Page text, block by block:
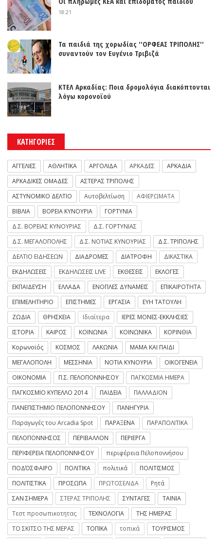
18:21
Τα παιδιά της χορωδίας ''ΟΡΦΕΑΣ ΤΡΙΠΟΛΗΣ''
συναντούν τον Ευγένιο Τριβιζά
ΚΤΕΛ Αρκαδίας: Ποια δρομολόγια διακόπτονται
λόγω κορονοϊού
ΚΑΤΗΓΟΡΙΕΣ
ΑΓΓΕΛΙΕΣ ΑΘΛΗΤΙΚΑ ΑΡΓΟΛΙΔΑ ΑΡΚΑΔΕΣ
ΑΡΚΑΔΙΑ
ΑΡΚΑΔΙΚΕΣ ΟΜΑΔΕΣ
ΑΣΤΕΡΑΣ ΤΡΙΠΟΛΗΣ
ΑΣΤΥΝΟΜΙΚΟ ΔΕΛΤΙΟ
Αυτοβελτίωση
ΑΦΙΕΡΩΜΑΤΑ
ΒΙΒΛΙΑ
ΒΟΡΕΙΑ ΚΥΝΟΥΡΙΑ
ΓΟΡΤΥΝΙΑ
Δ.Σ. ΒΟΡΕΙΑΣ ΚΥΝΟΥΡΙΑΣ
Δ.Σ. ΓΟΡΤΥΝΙΑΣ
Δ.Σ. ΜΕΓΑΛΟΠΟΛΗΣ
Δ.Σ. ΝΟΤΙΑΣ ΚΥΝΟΥΡΙΑΣ
Δ.Σ. ΤΡΙΠΟΛΗΣ
ΔΕΛΤΙΟ ΕΙΔΗΣΕΩΝ
ΔΙΑΔΡΟΜΕΣ ΔΙΑΤΡΟΦΗ
ΔΙΚΑΣΤΙΚΑ
ΕΚΔΗΛΩΣΕΙΣ
ΕΚΔΗΛΩΣΕΙΣ LIVE ΕΚΘΕΣΕΙΣ
ΕΚΛΟΓΕΣ
ΕΚΠΑΙΔΕΥΣΗ
ΕΛΛΑΔΑ ΕΝΟΠΛΕΣ ΔΥΝΑΜΕΙΣ
ΕΠΙΚΑΙΡΟΤΗΤΑ
ΕΠΙΜΕΛΗΤΗΡΙΟ
ΕΠΙΣΤΗΜΕΣ ΕΡΓΑΣΙΑ
ΕΥΗ ΤΑΤΟΥΛΗ
ΖΩΔΙΑ
ΘΡΗΣΚΕΙΑ Ιδιαίτερα
ΙΕΡΕΣ ΜΟΝΕΣ-ΕΚΚΛΗΣΙΕΣ
ΙΣΤΟΡΙΑ
ΚΑΙΡΟΣ ΚΟΙΝΩΝΙΑ ΚΟΙΝΩΝΙΚΑ
ΚΟΡΙΝΘΙΑ
Κορωνοϊός
ΚΟΣΜΟΣ ΛΑΚΩΝΙΑ
ΜΑΜΑ ΚΑΙ ΠΑΙΔΙ
ΜΕΓΑΛΟΠΟΛΗ
ΜΕΣΣΗΝΙΑ ΝΟΤΙΑ ΚΥΝΟΥΡΙΑ
ΟΙΚΟΓΕΝΕΙΑ
ΟΙΚΟΝΟΜΙΑ
Π.Σ. ΠΕΛΟΠΟΝΝΗΣΟΥ
ΠΑΓΚΟΣΜΙΑ ΗΜΕΡΑ
ΠΑΓΚΟΣΜΙΟ ΚΥΠΕΛΛΟ 2014
ΠΑΙΔΕΙΑ
ΠΑΛΛΑΔΙΟΝ
ΠΑΝΕΠΙΣΤΗΜΙΟ ΠΕΛΟΠΟΝΝΗΣΟΥ
ΠΑΝΗΓΥΡΙΑ
Παραγωγές του Arcadia Spot
ΠΑΡΑΞΕΝΑ
ΠΑΡΑΠΟΛΙΤΙΚΑ
ΠΕΛΟΠΟΝΝΗΣΟΣ
ΠΕΡΙΒΑΛΛΟΝ
ΠΕΡΙΕΡΓΑ
ΠΕΡΙΦΕΡΕΙΑ ΠΕΛΟΠΟΝΝΗΣΟΥ
περιφέρεια Πελοποννήσου
ΠΟΔΌΣΦΑΙΡΟ
ΠΟΛΙΤΙΚΑ πολιτικά
ΠΟΛΙΤΙΣΜΟΣ
ΠΟΛΙΤΙΣΤΙΚΑ
ΠΡΟΣΩΠΑ ΠΡΩΤΟΣΕΛΙΔΑ
Ρητά
ΣΑΝ ΣΗΜΕΡΑ
ΣΤΕΡΑΣ ΤΡΙΠΟΛΗΣ ΣΥΝΤΑΓΕΣ
ΤΑΙΝΙΑ
Τεστ προσωπικοτητας
ΤΕΧΝΟΛΟΓΙΑ
ΤΗΣ ΗΜΕΡΑΣ
ΤΟ ΣΚΙΤΣΟ ΤΗΣ ΜΕΡΑΣ
ΤΟΠΙΚΑ τοπικά
ΤΟΥΡΙΣΜΟΣ